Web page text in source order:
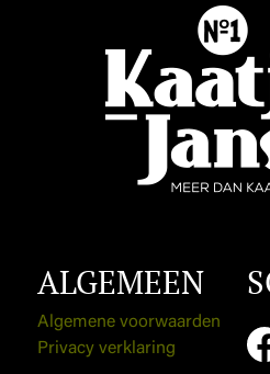
ALGEMEEN
Algemene voorwaarden
Privacy verklaring